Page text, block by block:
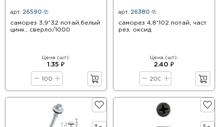
арт. 26590
саморез 3,9*32 потай,белый
цинк., сверло/1000
Цена (шт):
1.35 ₽
арт. 26380
саморез 4,8*102 потай, част
рез, оксид
Цена (шт):
2.40 ₽